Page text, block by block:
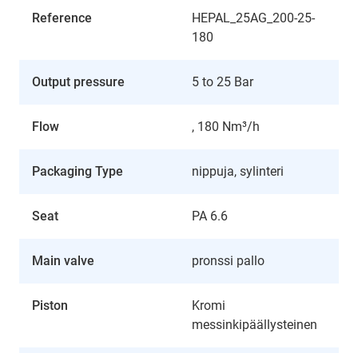
Reference
HEPAL_25AG_200-25-
180
Output pressure 5 to 25 Bar
Flow , 180 Nm³/h
Packaging Type nippuja, sylinteri
Seat PA 6.6
Main valve pronssi pallo
Piston
Kromi
messinkipäällysteinen